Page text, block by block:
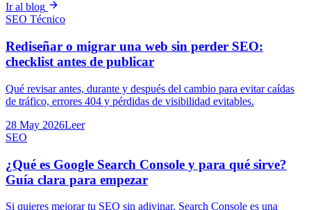
Ir al blog
SEO Técnico
Rediseñar o migrar una web sin perder SEO:
checklist antes de publicar
Qué revisar antes, durante y después del cambio para evitar caídas
de tráfico, errores 404 y pérdidas de visibilidad evitables.
28 May 2026Leer
SEO
¿Qué es Google Search Console y para qué sirve?
Guía clara para empezar
Si quieres mejorar tu SEO sin adivinar, Search Console es una